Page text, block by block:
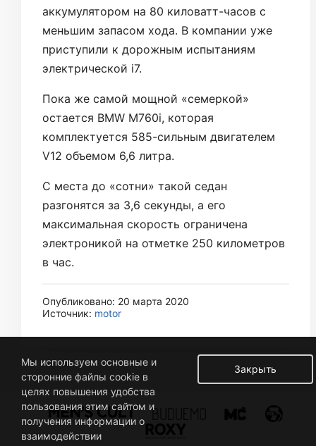
аккумулятором на 80 киловатт-часов с
меньшим запасом хода. В компании уже
приступили к дорожным испытаниям
электрической i7.
Пока же самой мощной «семеркой»
остается BMW M760i, которая
комплектуется 585-сильным двигателем
V12 объемом 6,6 литра.
С места до «сотни» такой седан
разгонятся за 3,6 секунды, а его
максимальная скорость ограничена
электроникой на отметке 250 километров
в час.
Опубликовано: 20 марта 2020
Источник: motor
Закрыть
Мы используем основные и
сторонние файлы cookie в
целях повышения удобства
пользования этим сайтом и
получения информации о
взаимодействии